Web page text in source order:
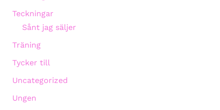
Teckningar
Sånt jag säljer
Träning
Tycker till
Uncategorized
Ungen